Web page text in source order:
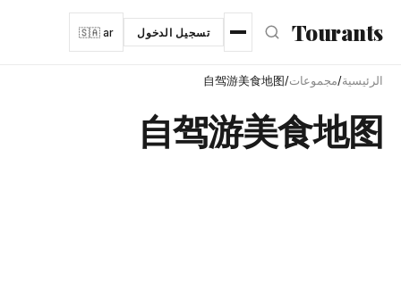
انتقل إلى المحتوى الرئيسي
Tourants تسجيل الدخول 🇸🇦 ar
الرئيسية/مجموعات/
自驾游美食地图
自驾游美食地图